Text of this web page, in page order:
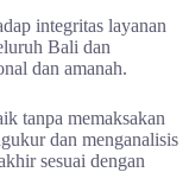
integritas layanan
Bali dan
dan amanah.
tanpa memaksakan
dan menganalisis
sesuai dengan